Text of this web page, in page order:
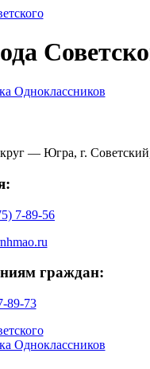
— Югра, г.
7-89-56
граждан:
89-73